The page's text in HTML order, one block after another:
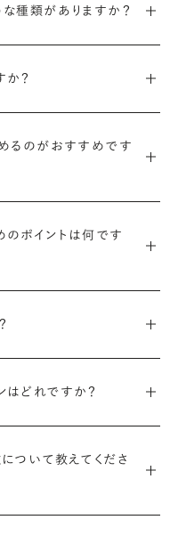
す。
種類がありますか？
。
。
す。
人気です。
？
。るのがおすすめです
ウェーブ／V字）と素材（プ
時だけ身に着けたいのか
ポイントは何です
です。
スプラスオリジナル診断を
てみてください。
どれですか？
生活の中でも婚約指輪を楽
インが高さを抑えて作られ
ついて教えてくださ